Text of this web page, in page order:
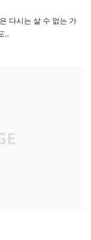
다시는 살 수 없는 가
..